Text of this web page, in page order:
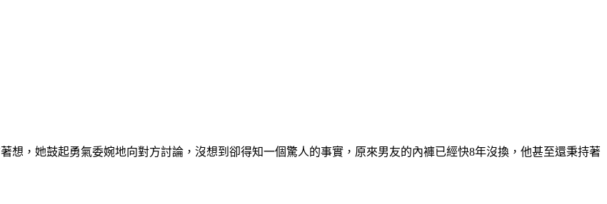
想，她鼓起勇氣委婉地向對方討論，沒想到卻得知一個驚人的事實，原來男友的內褲已經快8年沒換，他甚至還秉持著